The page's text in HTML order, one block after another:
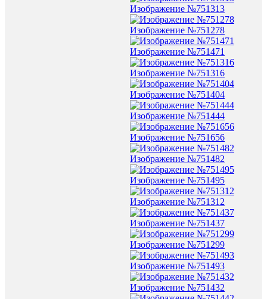
Изображение №751313
Изображение №751278
Изображение №751471
Изображение №751316
Изображение №751404
Изображение №751444
Изображение №751656
Изображение №751482
Изображение №751495
Изображение №751312
Изображение №751437
Изображение №751299
Изображение №751493
Изображение №751432